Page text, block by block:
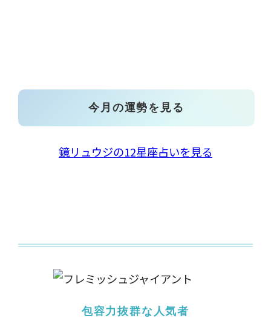
今月の運勢を見る
鏡リュウジの12星座占いを見る
包容力抜群な人気者